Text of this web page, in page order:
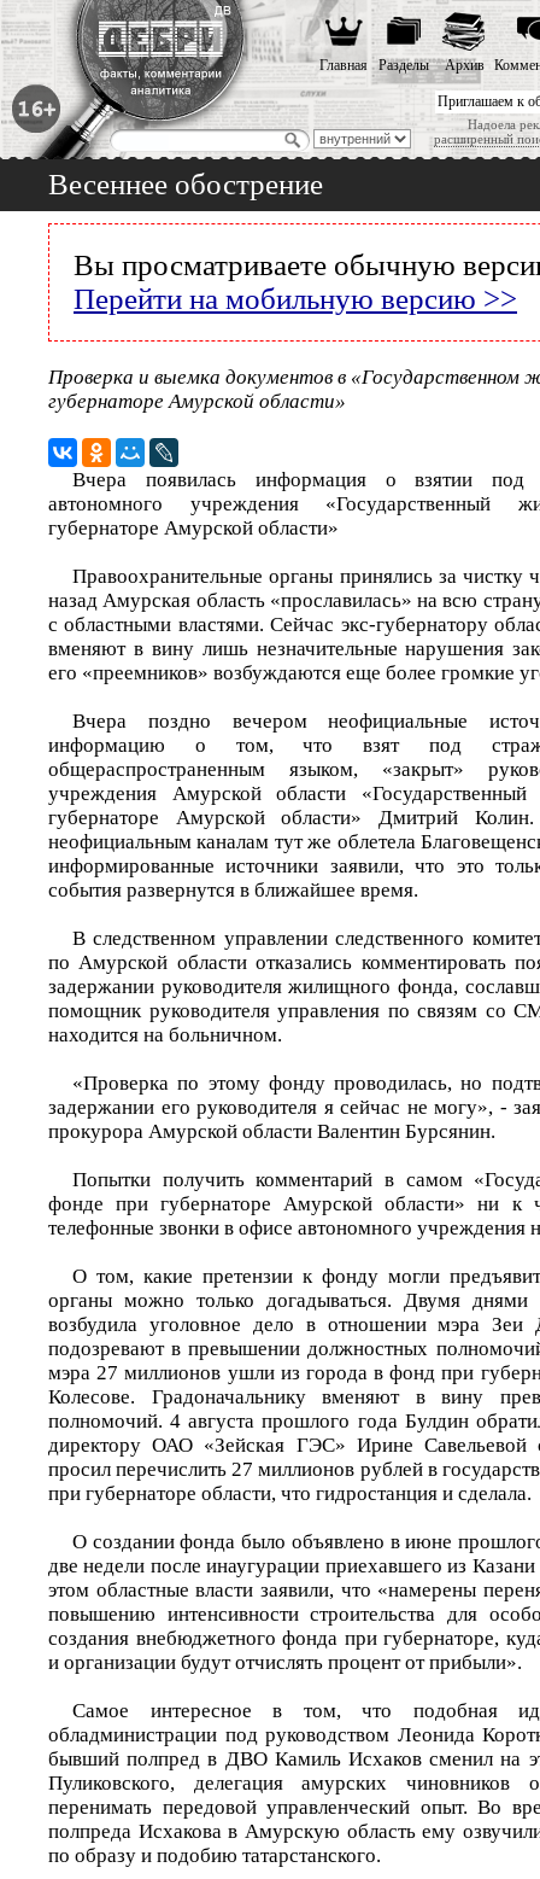
Приглашаем к
Надоела
расширенный
Главная Разделы Архив
Весеннее обострение
Вы просматриваете обычную
Перейти на мобильную версию >>
Проверка и выемка документов в «Государственном
губернаторе Амурской области»
Вчера появилась информация о взятии под
автономного учреждения
губернаторе Амурской области»
Правоохранительные органы принялись за чистку
назад Амурская область «прославилась» на всю
с областными властями. Сейчас экс-губернатору
вменяют в вину лишь незначительные нарушения
его «преемников» возбуждаются еще более громкие
Вчера поздно вечером неофициальные
информацию о том, что взят под
общераспространенным языком, «закрыт»
учреждения Амурской области
губернаторе Амурской области» Дмитрий
неофициальным каналам тут же облетела
информированные источники заявили, что это
события развернутся в ближайшее время.
В следственном управлении следственного
по Амурской области отказались комментировать
задержании руководителя жилищного фонда,
помощник руководителя управления по связям со
находится на больничном.
«Проверка по этому фонду проводилась, но
задержании его руководителя я сейчас не могу», -
прокурора Амурской области Валентин Бурсянин.
Попытки получить комментарий в самом
фонде при губернаторе Амурской области» ни
телефонные звонки в офисе автономного учреждения
О том, какие претензии к фонду могли
органы можно только догадываться. Двумя днями
возбудила уголовное дело в отношении мэра Зеи
подозревают в превышении должностных
мэра 27 миллионов ушли из города в фонд при
Колесове. Градоначальнику вменяют в вину
полномочий. 4 августа прошлого года Булдин
директору ОАО «Зейская ГЭС» Ирине
просил перечислить 27 миллионов рублей в
при губернаторе области, что гидростанция и сделала.
О создании фонда было объявлено в июне
две недели после инаугурации приехавшего из
этом областные власти заявили, что «намерены
повышению интенсивности строительства для
создания внебюджетного фонда при губернаторе,
и организации будут отчислять процент от прибыли».
Самое интересное в том, что подобная
обладминистрации под руководством Леонида
бывший полпред в ДВО Камиль Исхаков сменил на
Пуликовского, делегация амурских чиновников
перенимать передовой управленческий опыт. Во
полпреда Исхакова в Амурскую область ему
по образу и подобию татарстанского.